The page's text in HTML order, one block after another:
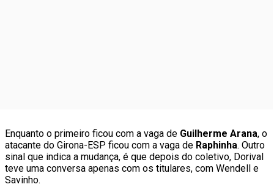
Enquanto o primeiro ficou com a vaga de Guilherme Arana, o
atacante do Girona-ESP ficou com a vaga de Raphinha. Outro
sinal que indica a mudança, é que depois do coletivo, Dorival
teve uma conversa apenas com os titulares, com Wendell e
Savinho.